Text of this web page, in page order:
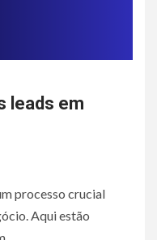
leads em
processo crucial
Aqui estão